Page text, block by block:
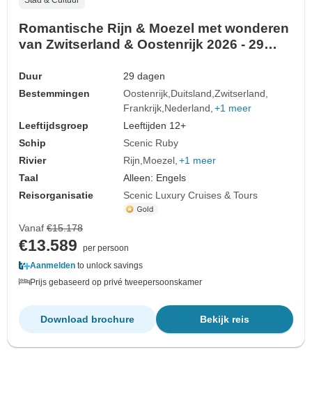
Romantische Rijn & Moezel met wonderen
van Zwitserland & Oostenrijk 2026 - 29
Duur
29 dagen
Bestemmingen
Oostenrijk Duitsland Zwitserland
Frankrijk Nederland +1 meer
Leeftijdsgroep
Leeftijden 12+
Schip
Scenic Ruby
Rivier
Rijn Moezel +1 meer
Taal
Alleen: Engels
Reisorganisatie
Scenic Luxury Cruises & Tours
Vanaf €15.178
€13.589
per persoon
Aanmelden to unlock savings
Prijs gebaseerd op privé tweepersoonskamer
Bekijk reis
Download brochure